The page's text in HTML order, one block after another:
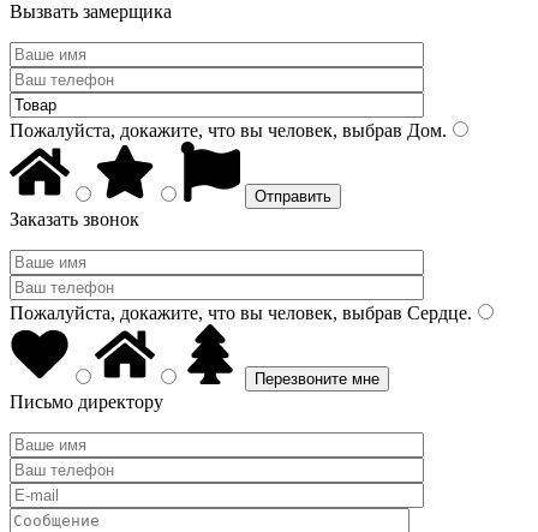
Вызвать замерщика
Пожалуйста, докажите, что вы человек, выбрав Дом.
Заказать звонок
Пожалуйста, докажите, что вы человек, выбрав Сердце.
Письмо директору